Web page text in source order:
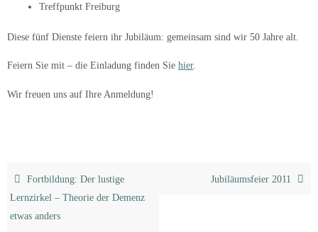
Treffpunkt Freiburg
Diese fünf Dienste feiern ihr Jubiläum: gemeinsam sind wir 50 Jahre alt.
Feiern Sie mit – die Einladung finden Sie hier.
Wir freuen uns auf Ihre Anmeldung!
Fortbildung: Der lustige
Lernzirkel – Theorie der Demenz
etwas anders
Jubiläumsfeier 2011